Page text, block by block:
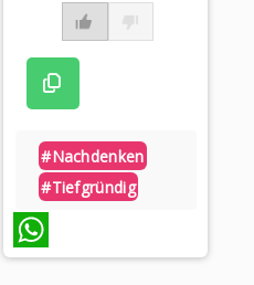
#nachdenken
#tiefgründig